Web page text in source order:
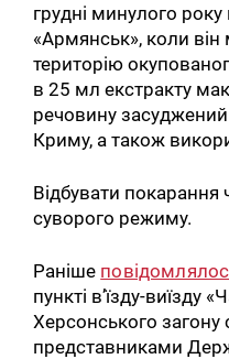
грудні минулого року
«Армянськ», коли
територію
в 25 мл екстракту
речовину
Криму, а також
Відбувати покарання
суворого режиму.
Раніше
пункті в’їзду-виїзду
Херсонського загону
представниками